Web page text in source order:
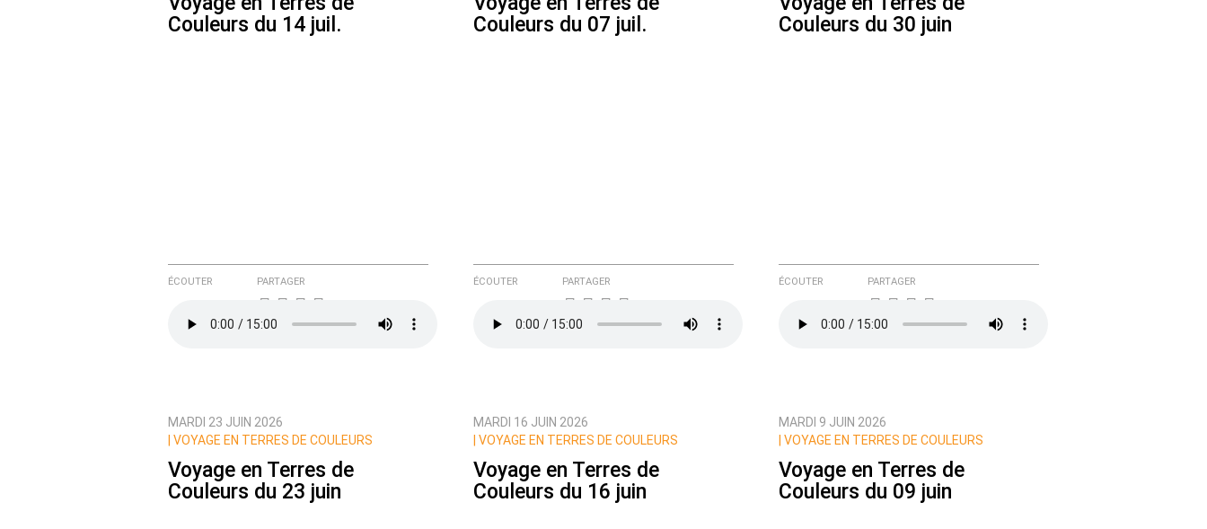
Prévenez-moi de tous les nouveaux commentaires de cette discussion par email
Couleurs du 14 juil.
ÉCOUTER PARTAGER
Couleurs du 07 juil.
ÉCOUTER PARTAGER
Couleurs du 30 juin
ÉCOUTER PARTAGER
MARDI 23 JUIN 2026
VOYAGE EN TERRES DE COULEURS
Voyage en Terres de
Couleurs du 23 juin
MARDI 16 JUIN 2026
VOYAGE EN TERRES DE COULEURS
Voyage en Terres de
Couleurs du 16 juin
MARDI 9 JUIN 2026
VOYAGE EN TERRES DE COULEURS
Voyage en Terres de
Couleurs du 09 juin